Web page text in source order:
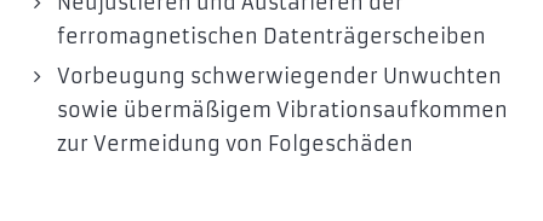
ferromagnetischen Datenträgerscheiben
Vorbeugung schwerwiegender Unwuchten
sowie übermäßigem Vibrationsaufkommen
zur Vermeidung von Folgeschäden